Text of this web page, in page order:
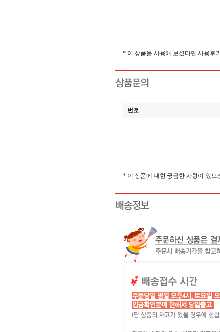
* 이 상품을 사용해 보셨다면 사용후
번호
* 이 상품에 대한 궁금한 사항이 있